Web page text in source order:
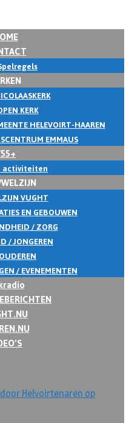
KERK
HELEVOIRT-HAAREN
EMMAUS
activiteiten
VUGHT
EN GEBOUWEN
/ ZORG
/ JONGEREN
/ EVENEMENTEN